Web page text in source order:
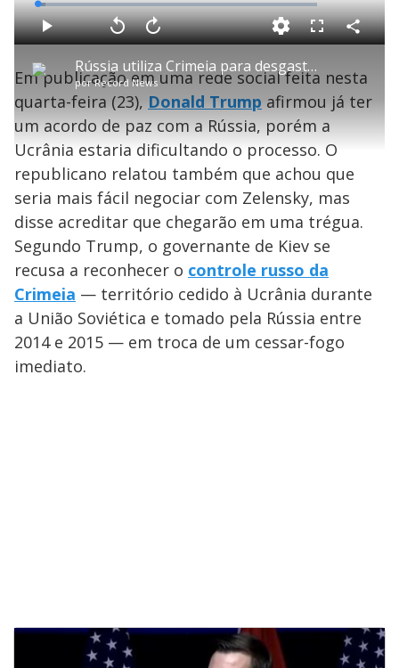
P
l
a
y
V
i
Rússia utiliza Crimeia para desgastar posição ucraniana nas negociações de paz, analisa especialista
porRecord News
P V
a
r
1
0
e
g
n
d
s
A
n
ç
a
r
1
0
s
e
u
n
o
s
d
o
L
o
a
d
e
:
2
.
7
9
%
F
s
c
e
C
o
a
r
i
l
Em publicação em uma rede social feita nesta
quarta-feira (23), Donald Trump afirmou já ter
um acordo de paz com a Rússia, porém a
Ucrânia estaria dificultando o processo. O
republicano relatou também que achou que
seria mais fácil negociar com Zelensky, mas
disse acreditar que chegarão em uma trégua.
Segundo Trump, o governante de Kiev se
recusa a reconhecer o controle russo da
Crimeia — território cedido à Ucrânia durante
a União Soviética e tomado pela Rússia entre
2014 e 2015 — em troca de um cessar-fogo
imediato.